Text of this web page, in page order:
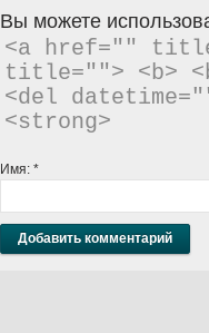
Вы можете
<a href=""
title=""> <b>
<del
<strong>
Имя: *